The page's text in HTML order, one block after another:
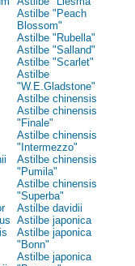
Astilbe "Peach
Blossom"
Astilbe "Rubella"
Astilbe "Salland"
Astilbe "Scarlet"
Astilbe
"W.E.Gladstone"
Astilbe chinensis
Astilbe chinensis
"Finale"
Astilbe chinensis
"Intermezzo"
Astilbe chinensis
"Pumila"
Astilbe chinensis
"Superba"
Astilbe davidii
Astilbe japonica
Astilbe japonica
"Bonn"
Astilbe japonica